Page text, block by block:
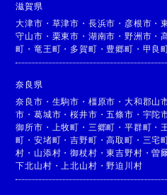
滋賀県
大津市 ・ 草津市 ・ 長浜市 ・ 彦根市 ・
守山市 ・ 栗東市 ・ 湖南市 ・野洲市 ・
町 ・竜王町 ・ 多賀町 ・ 豊郷町 ・ 甲良
奈良県
奈良市 ・ 生駒市 ・ 橿原市 ・大和郡山
市 ・葛城市 ・桜井市 ・五條市 ・ 宇陀
御所市 ・ 上牧町 ・ 三郷町 ・平群町 ・
町 ・安堵町 ・吉野町 ・高取町 ・ 三宅
村 ・ 山添村 ・御杖村 ・東吉野村 ・曽
下北山村 ・ 上北山村 ・野迫川村